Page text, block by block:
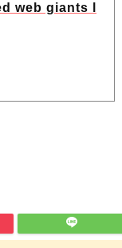
web giants l